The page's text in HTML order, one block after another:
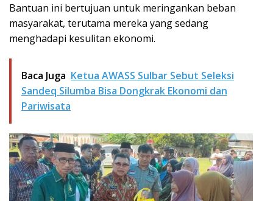
Bantuan ini bertujuan untuk meringankan beban
masyarakat, terutama mereka yang sedang
menghadapi kesulitan ekonomi.
Baca Juga Ketua AWASS Sulbar Sebut Seleksi
Sandeq Silumba Bisa Dongkrak Ekonomi dan
Pariwisata